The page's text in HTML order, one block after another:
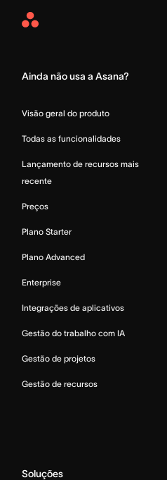
Asana
Ainda não usa a Asana?
Visão geral do produto
Todas as funcionalidades
Lançamento de recursos mais
recente
Preços
Plano Starter
Plano Advanced
Enterprise
Integrações de aplicativos
Gestão do trabalho com IA
Gestão de projetos
Gestão de recursos
Soluções